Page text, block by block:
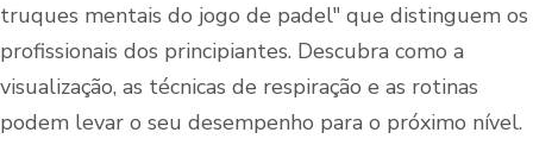
truques mentais do jogo de padel" que distinguem os
profissionais dos principiantes. Descubra como a
visualização, as técnicas de respiração e as rotinas
podem levar o seu desempenho para o próximo nível.